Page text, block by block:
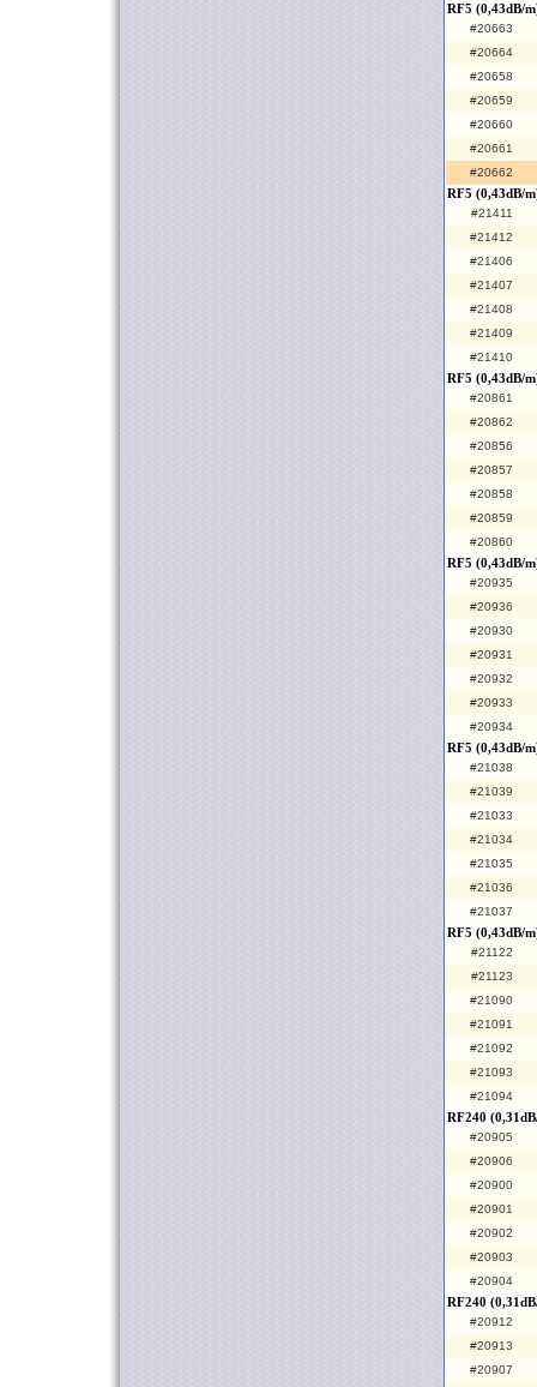
RF5 (0,43dB/
#20663
#20664
#20658
#20659
#20660
#20661
#20662
RF5 (0,43dB/
#21411
#21412
#21406
#21407
#21408
#21409
#21410
RF5 (0,43dB/
#20861
#20862
#20856
#20857
#20858
#20859
#20860
RF5 (0,43dB/
#20935
#20936
#20930
#20931
#20932
#20933
#20934
RF5 (0,43dB/
#21038
#21039
#21033
#21034
#21035
#21036
#21037
RF5 (0,43dB/
#21122
#21123
#21090
#21091
#21092
#21093
#21094
RF240
#20905
#20906
#20900
#20901
#20902
#20903
#20904
RF240
#20912
#20913
#20907